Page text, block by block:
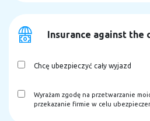
Insurance against the
Chcę ubezpieczyć cały wyjazd
Wyrażam zgodę na przetwarzanie
przekazanie firmie w celu